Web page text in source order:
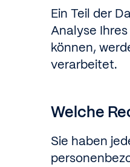
Ein Teil der
Analyse
können,
verarbeitet.
Welche
Sie haben